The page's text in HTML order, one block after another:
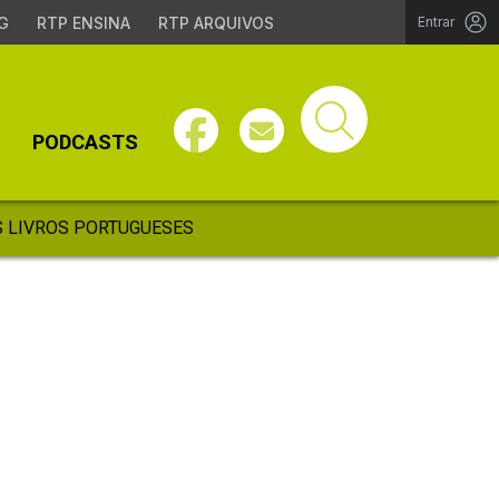
RTP ENSINA RTP ARQUIVOS Entrar
PODCASTS
LIVROS PORTUGUESES